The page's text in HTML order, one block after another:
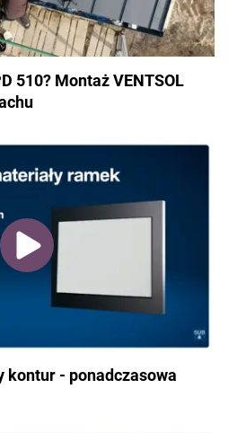
510? Montaż VENTSOL
kontur - ponadczasowa